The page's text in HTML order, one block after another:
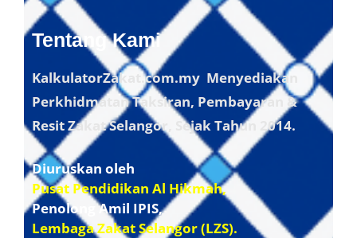
Tentang Kami
KalkulatorZakat.com.my Menyediakan
Perkhidmatan Taksiran, Pembayaran &
Resit Zakat Selangor, Sejak Tahun 2014.
Diuruskan oleh
Pusat Pendidikan Al Hikmah,
Penolong Amil IPIS,
Lembaga Zakat Selangor (LZS).